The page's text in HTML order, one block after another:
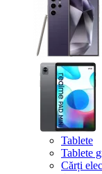
Tablete
Tablete
Cărți